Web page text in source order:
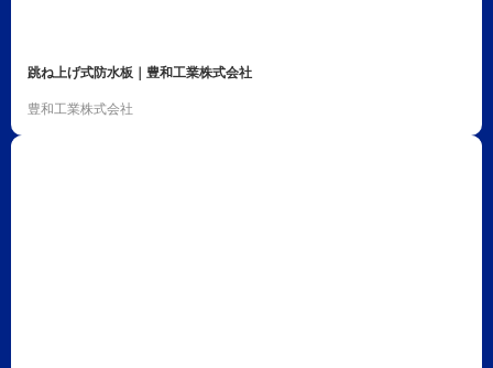
跳ね上げ式防水板｜豊和工業株式会社
豊和工業株式会社